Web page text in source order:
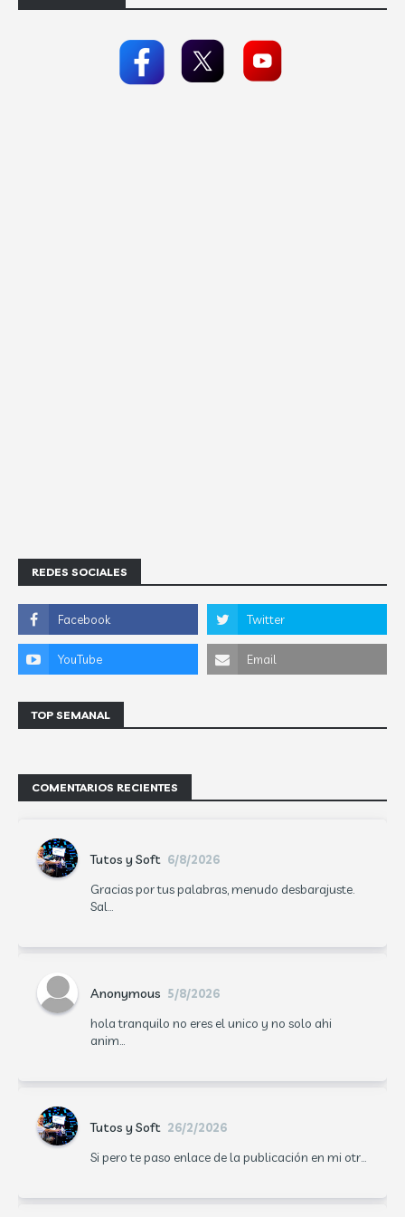
REDES SOCIALES
TOP SEMANAL
COMENTARIOS RECIENTES
Tutos y Soft 6/8/2026
Gracias por tus palabras, menudo desbarajuste.
Sal...
Anonymous 5/8/2026
hola tranquilo no eres el unico y no solo ahi
anim...
Tutos y Soft 26/2/2026
Si pero te paso enlace de la publicación en mi otr...